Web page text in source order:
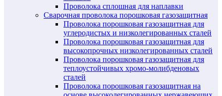
Проволока сплошная для наплавки
Сварочная проволока порошковая газозащитная
Проволока порошковая газозащитная для
углеродистых и низколегированных сталей
Проволока порошковая газозащитная для
высокопрочных низколегированных сталей
Проволока порошковая газозащитная для
теплоустойчивых хромо-молибденовых
сталей
Проволока порошковая газозащитная на